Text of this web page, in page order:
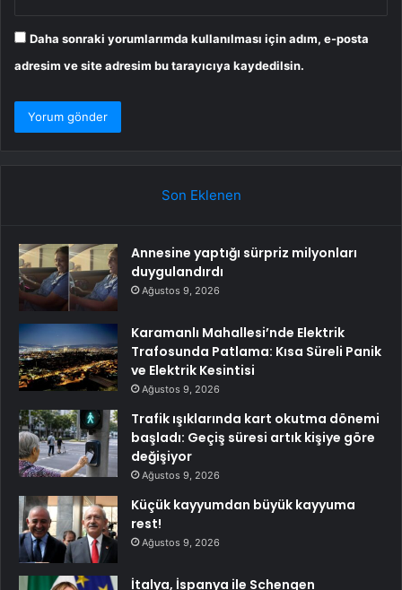
Daha sonraki yorumlarımda kullanılması için adım, e-posta
adresim ve site adresim bu tarayıcıya kaydedilsin.
Son Eklenen
Annesine yaptığı sürpriz milyonları
duygulandırdı
Ağustos 9, 2026
Karamanlı Mahallesi’nde Elektrik
Trafosunda Patlama: Kısa Süreli Panik
ve Elektrik Kesintisi
Ağustos 9, 2026
Trafik ışıklarında kart okutma dönemi
başladı: Geçiş süresi artık kişiye göre
değişiyor
Ağustos 9, 2026
Küçük kayyumdan büyük kayyuma
rest!
Ağustos 9, 2026
İtalya, İspanya ile Schengen